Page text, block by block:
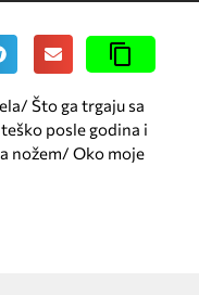
Što ga trgaju sa
posle godina i
nožem/ Oko moje